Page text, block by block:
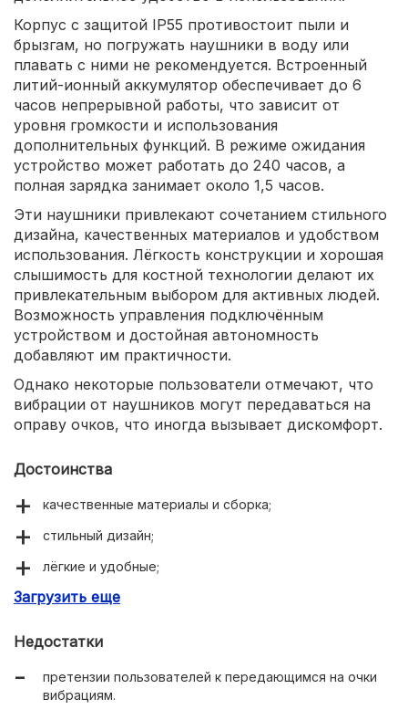
Корпус с защитой IP55 противостоит пыли и
брызгам, но погружать наушники в воду или
плавать с ними не рекомендуется. Встроенный
литий-ионный аккумулятор обеспечивает до 6
часов непрерывной работы, что зависит от
уровня громкости и использования
дополнительных функций. В режиме ожидания
устройство может работать до 240 часов, а
полная зарядка занимает около 1,5 часов.
Эти наушники привлекают сочетанием стильного
дизайна, качественных материалов и удобством
использования. Лёгкость конструкции и хорошая
слышимость для костной технологии делают их
привлекательным выбором для активных людей.
Возможность управления подключённым
устройством и достойная автономность
добавляют им практичности.
Однако некоторые пользователи отмечают, что
вибрации от наушников могут передаваться на
оправу очков, что иногда вызывает дискомфорт.
Достоинства
качественные материалы и сборка;
стильный дизайн;
лёгкие и удобные;
хорошая (как для костных наушников) слышимость;
Загрузить еще
Недостатки
претензии пользователей к передающимся на очки
вибрациям.